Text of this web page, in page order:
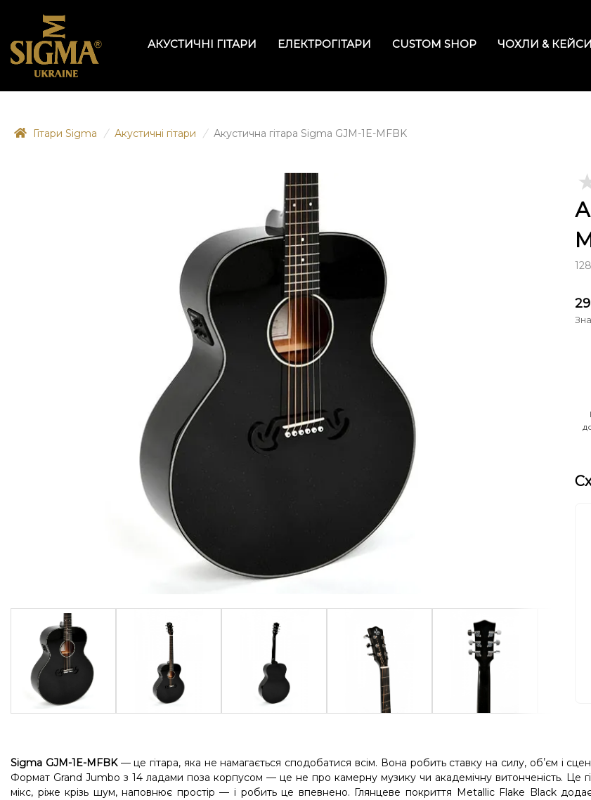
АКУСТИЧНІ ГІТАРИ ЕЛЕКТРОГІТАРИ CUSTOM SHOP ЧОХЛИ & КЕЙСИ
Гітари Sigma / Акустичні гітари / Акустична гітара Sigma GJM-1E-MFBK
Sigma GJM-1E-MFBK— це гітара, яка не намагається сподобатися всім. Вона робить ставку на силу, обʼєм і
Формат Grand Jumbo з 14 ладами поза корпусом — це не про камерну музику чи академічну витонченість. Це
мікс, ріже крізь шум, наповнює простір — і робить це впевнено. Глянцеве покриття Metallic Flake Black